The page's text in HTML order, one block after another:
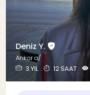
Deniz Y.
Ankara/
3 YIL
12 SAAT